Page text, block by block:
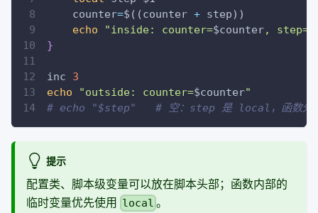
counter=$((counter + step))
echo
"inside: counter=$counter, step=
}
inc 3
echo
"outside: counter=$counter"
# echo "$step"   # 空：step 是 local，函数外
提示
配置类、脚本级变量可以放在脚本头部；函数内部的
临时变量优先使用 local 。